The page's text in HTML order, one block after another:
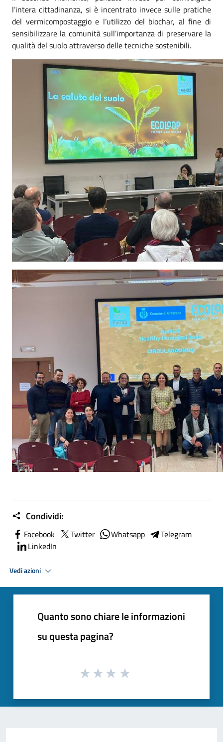
l’intera cittadinanza, si è incentrato invece sulle pratiche
del vermicompostaggio e l’utilizzo del biochar, al fine di
sensibilizzare la comunità sull’importanza di preservare la
qualità del suolo attraverso delle tecniche sostenibili.
Condividi:
Facebook Twitter Whatsapp
Telegram
LinkedIn
Vedi azioni
Quanto sono chiare le informazioni
su questa pagina?